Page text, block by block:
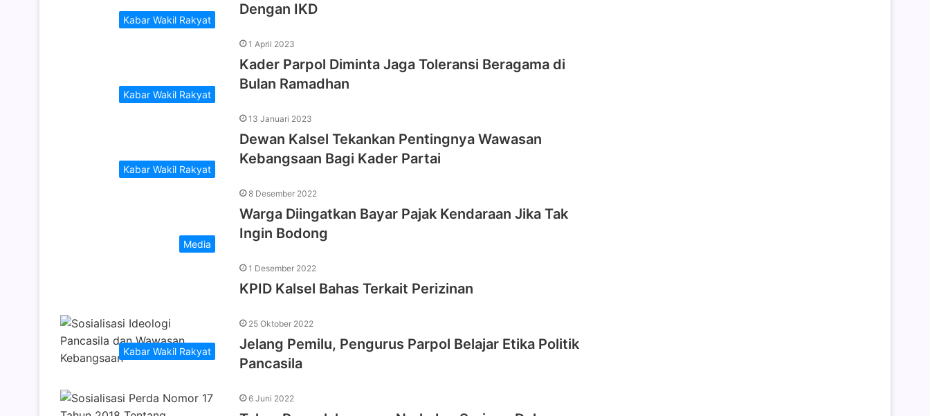
Dengan IKD
Kabar Wakil Rakyat
1 April 2023
Kader Parpol Diminta Jaga Toleransi Beragama di
Bulan Ramadhan
Kabar Wakil Rakyat
13 Januari 2023
Dewan Kalsel Tekankan Pentingnya Wawasan
Kebangsaan Bagi Kader Partai
Kabar Wakil Rakyat
8 Desember 2022
Warga Diingatkan Bayar Pajak Kendaraan Jika Tak
Ingin Bodong
Media
1 Desember 2022
KPID Kalsel Bahas Terkait Perizinan
Kabar Wakil Rakyat
25 Oktober 2022
Jelang Pemilu, Pengurus Parpol Belajar Etika Politik
Pancasila
6 Juni 2022